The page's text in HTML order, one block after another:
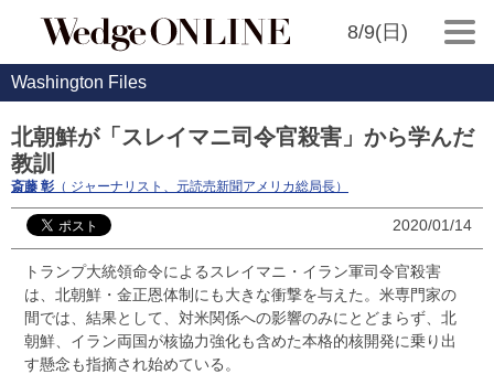
8/9(日)
Washington Files
北朝鮮が「スレイマニ司令官殺害」から学んだ
教訓
斎藤 彰 （ ジャーナリスト、元読売新聞アメリカ総局長）
2020/01/14
トランプ大統領命令によるスレイマニ・イラン軍司令官殺害
は、北朝鮮・金正恩体制にも大きな衝撃を与えた。米専門家の
間では、結果として、対米関係への影響のみにとどまらず、北
朝鮮、イラン両国が核協力強化も含めた本格的核開発に乗り出
す懸念も指摘され始めている。